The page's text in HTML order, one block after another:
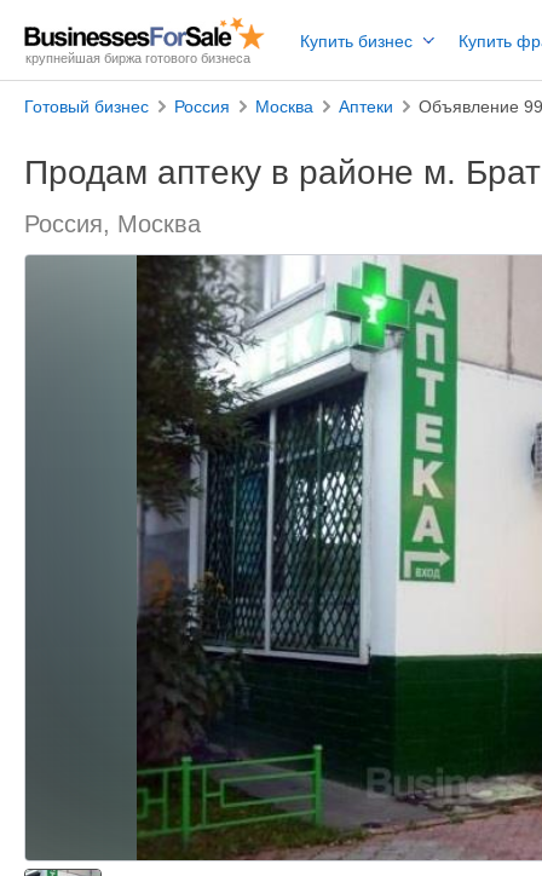
крупнейшая биржа готового бизнеса
Купить бизнес Купить
Готовый бизнес Россия Москва Аптеки Объявление
Продам аптеку в районе м.
Россия, Москва